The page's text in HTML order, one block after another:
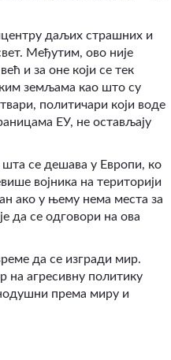
даљих страшних и
Међутим, ово није
и за оне који се тек
земљама као што су
политичари који воде
ЕУ, не остављају
се дешава у Европи, ко
војника на територији
ако у њему нема места за
да се одговори на ова
да се изгради мир.
на агресивну политику
према миру и